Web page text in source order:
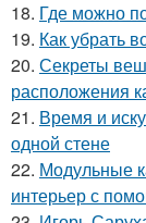
18. Где можно
19. Как убрать
20. Секреты
расположения
21. Время и
одной стене
22. Модульные
интерьер с